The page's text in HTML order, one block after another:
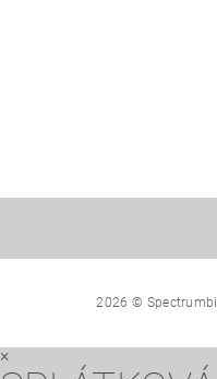
2026 ©
×